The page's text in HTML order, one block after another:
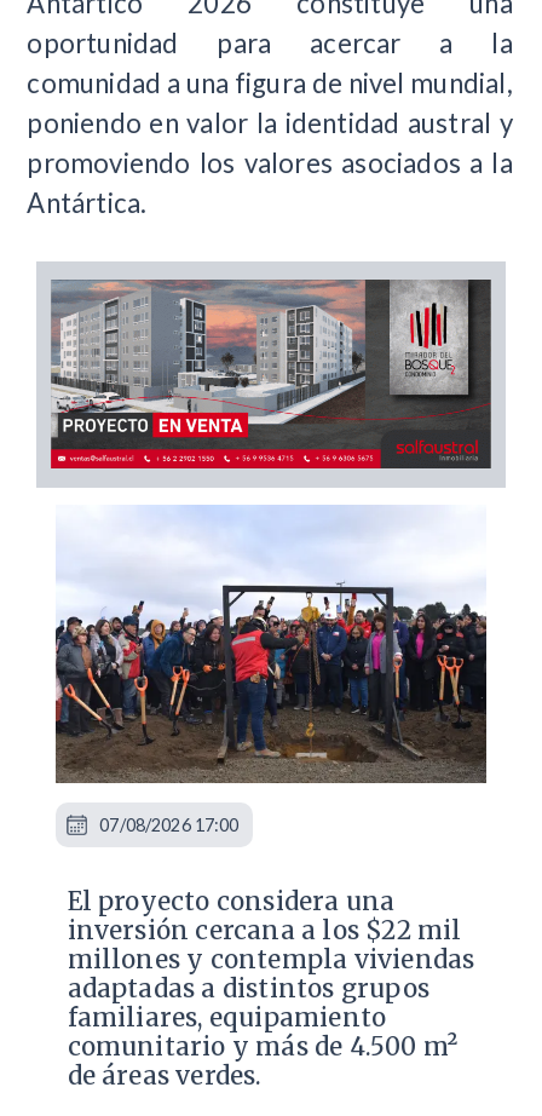
oportunidad para acercar a la
comunidad a una figura de nivel mundial,
poniendo en valor la identidad austral y
promoviendo los valores asociados a la
Antártica.
El proyecto considera una
inversión cercana a los $22 mil
millones y contempla viviendas
adaptadas a distintos grupos
familiares, equipamiento
comunitario y más de 4.500 m²
de áreas verdes.
07/08/2026 17:00